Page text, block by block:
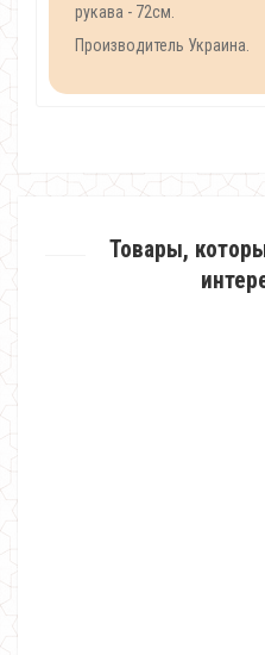
рукава - 72см.
Производитель Украина.
Товары,